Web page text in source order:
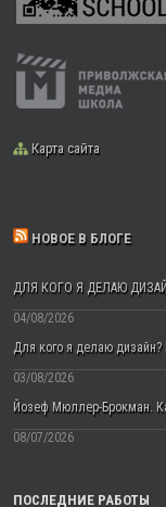
Карта сайта
НОВОЕ В БЛОГЕ
ДЛЯ КОГО Я ДЕЛАЮ
04/08/2026
Для кого я делаю дизайн?
03/08/2026
Йозеф Мюллер-Брокман.
08/07/2026
ПОСЛЕДНИЕ РАБОТЫ